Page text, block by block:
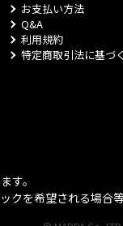
お支払い方法
Q&A
利用規約
特定商取引法に基づ
す。
クを希望される場合